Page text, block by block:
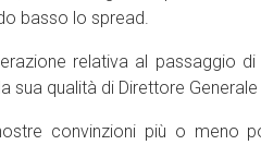
basso lo spread.
relativa al passaggio
sua qualità di Direttore
convinzioni più o